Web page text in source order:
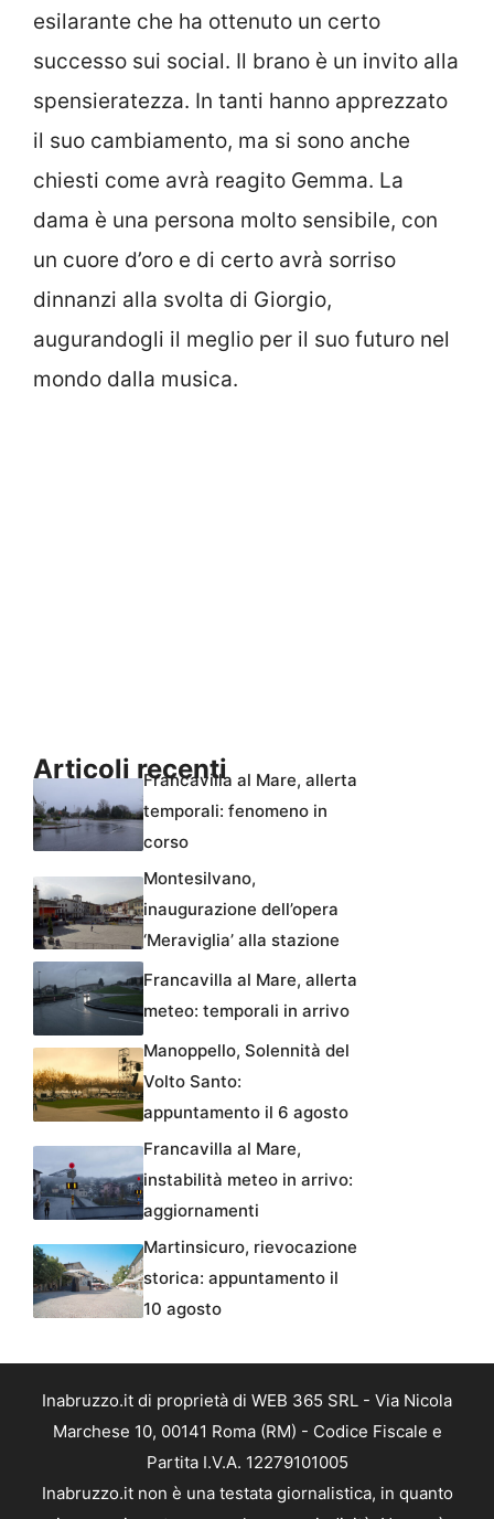
esilarante che ha ottenuto un certo
successo sui social. Il brano è un invito alla
spensieratezza. In tanti hanno apprezzato
il suo cambiamento, ma si sono anche
chiesti come avrà reagito Gemma. La
dama è una persona molto sensibile, con
un cuore d’oro e di certo avrà sorriso
dinnanzi alla svolta di Giorgio,
augurandogli il meglio per il suo futuro nel
mondo dalla musica.
Articoli recentiFrancavilla al Mare, allerta
temporali: fenomeno in
corso
Montesilvano,
inaugurazione dell’opera
‘Meraviglia’ alla stazione
Francavilla al Mare, allerta
meteo: temporali in arrivo
Manoppello, Solennità del
Volto Santo:
appuntamento il 6 agosto
Francavilla al Mare,
instabilità meteo in arrivo:
aggiornamenti
Martinsicuro, rievocazione
storica: appuntamento il
10 agosto
Inabruzzo.it di proprietà di WEB 365 SRL - Via Nicola
Marchese 10, 00141 Roma (RM) - Codice Fiscale e
Partita I.V.A. 12279101005
Inabruzzo.it non è una testata giornalistica, in quanto